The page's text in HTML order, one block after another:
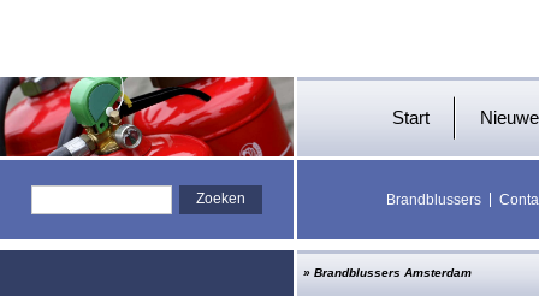
Start
Brandblussers
» Brandblussers Amsterdam